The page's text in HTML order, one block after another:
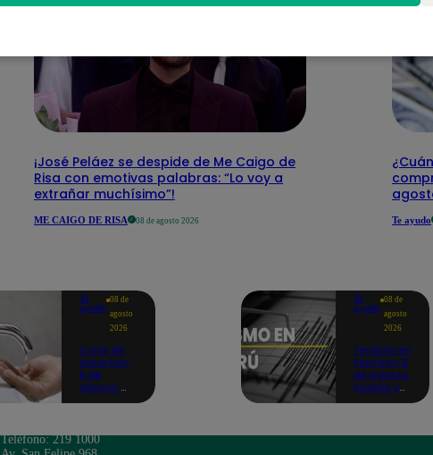
¡José Peláez se despide de Me Caigo de
Risa con emotivas palabras: “Lo voy a
extrañar muchísimo”!
ME CAIGO DE RISA 08 de agosto 2026 Te ayudo
Te
ayudo
08 de
agosto
2026
Corte de
agua hoy,
8 de
agosto:
sin el
servicio de
Te
ayudo
08 de
agosto
2026
Temblor en
Perú hoy, 8
de agosto:
horario y
según IGP
Teléfono: 219 1000